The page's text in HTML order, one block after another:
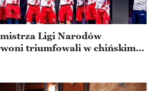
Ligi Narodów
triumfowali w chińskim